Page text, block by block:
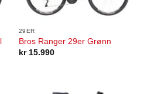
29ER
Bros Ranger 29er Grønn
kr15.990